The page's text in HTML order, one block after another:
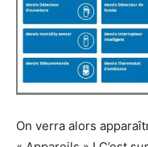
On verra alors